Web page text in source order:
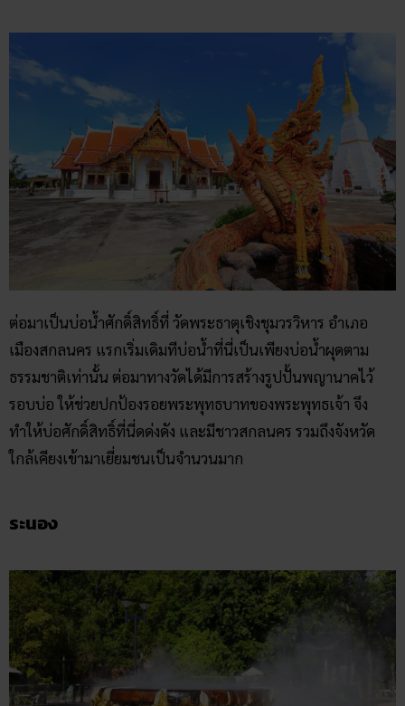
ต่อมาเป็นบ่อน้ำศักดิ์สิทธิ์ที่ วัดพระธาตุเชิงชุมวรวิหาร อำเภอ
เมืองสกลนคร แรกเริ่มเดิมทีบ่อน้ำที่นี่เป็นเพียงบ่อน้ำผุดตาม
ธรรมชาติเท่านั้น ต่อมาทางวัดได้มีการสร้างรูปปั้นพญานาคไว้
รอบบ่อ ให้ช่วยปกป้องรอยพระพุทธบาทของพระพุทธเจ้า จึง
ทำให้บ่อศักดิ์สิทธิ์ที่นี่ดด่งดัง และมีชาวสกลนคร รวมถึงจังหวัด
ใกล้เคียงเข้ามาเยี่ยมชนเป็นจำนวนมาก
ระนอง